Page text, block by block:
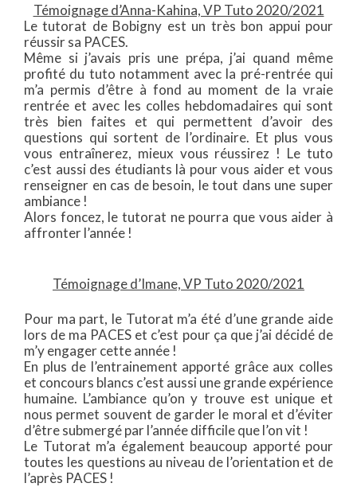
Témoignage d’Anna-Kahina, VP Tuto 2020/2021
Le tutorat de Bobigny est un très bon appui pour
réussir sa PACES.
Même si j’avais pris une prépa, j’ai quand même
profité du tuto notamment avec la pré-rentrée qui
m’a permis d’être à fond au moment de la vraie
rentrée et avec les colles hebdomadaires qui sont
très bien faites et qui permettent d’avoir des
questions qui sortent de l’ordinaire. Et plus vous
vous entraînerez, mieux vous réussirez ! Le tuto
c’est aussi des étudiants là pour vous aider et vous
renseigner en cas de besoin, le tout dans une super
ambiance !
Alors foncez, le tutorat ne pourra que vous aider à
affronter l’année !
Témoignage d’Imane, VP Tuto 2020/2021
Pour ma part, le Tutorat m’a été d’une grande aide
lors de ma PACES et c’est pour ça que j’ai décidé de
m’y engager cette année !
En plus de l’entrainement apporté grâce aux colles
et concours blancs c’est aussi une grande expérience
humaine. L’ambiance qu’on y trouve est unique et
nous permet souvent de garder le moral et d’éviter
d’être submergé par l’année difficile que l’on vit !
Le Tutorat m’a également beaucoup apporté pour
toutes les questions au niveau de l’orientation et de
l’après PACES !